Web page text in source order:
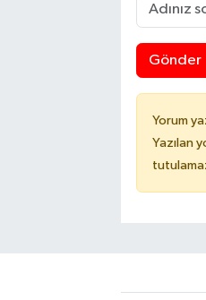
Gönder
Yorum
Yazılan